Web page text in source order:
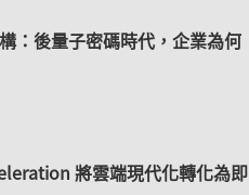
：後量子密碼時代，企業為何
將雲端現代化轉化為即